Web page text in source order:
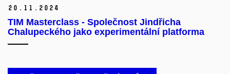
20. 11. 2024
TIM Masterclass - Společnost Jindřicha
Chalupeckého jako experimentální platforma